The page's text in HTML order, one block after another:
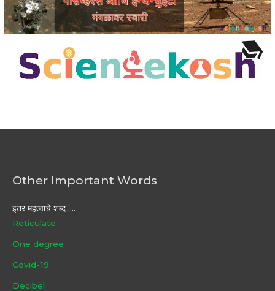
Other Important Words
इतर महत्वाचे शब्द ....
Reticulate
One degree
Covid-19
Decibel